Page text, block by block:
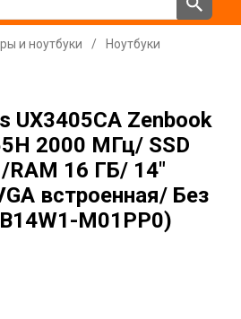
и ноутбуки / Ноутбуки
UX3405CA Zenbook
2000 МГц/ SSD
RAM 16 ГБ/ 14"
встроенная/ Без
M01PP0)